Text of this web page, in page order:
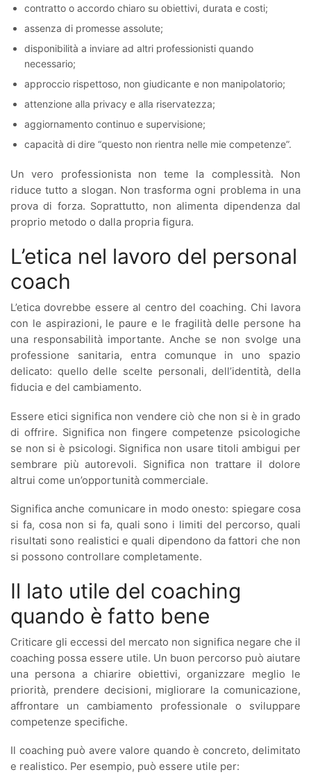
contratto o accordo chiaro su obiettivi, durata e costi;
assenza di promesse assolute;
disponibilità a inviare ad altri professionisti quando
necessario;
approccio rispettoso, non giudicante e non manipolatorio;
attenzione alla privacy e alla riservatezza;
aggiornamento continuo e supervisione;
capacità di dire “questo non rientra nelle mie competenze”.
Un vero professionista non teme la complessità. Non
riduce tutto a slogan. Non trasforma ogni problema in una
prova di forza. Soprattutto, non alimenta dipendenza dal
proprio metodo o dalla propria figura.
L’etica nel lavoro del personal
coach
L’etica dovrebbe essere al centro del coaching. Chi lavora
con le aspirazioni, le paure e le fragilità delle persone ha
una responsabilità importante. Anche se non svolge una
professione sanitaria, entra comunque in uno spazio
delicato: quello delle scelte personali, dell’identità, della
fiducia e del cambiamento.
Essere etici significa non vendere ciò che non si è in grado
di offrire. Significa non fingere competenze psicologiche
se non si è psicologi. Significa non usare titoli ambigui per
sembrare più autorevoli. Significa non trattare il dolore
altrui come un’opportunità commerciale.
Significa anche comunicare in modo onesto: spiegare cosa
si fa, cosa non si fa, quali sono i limiti del percorso, quali
risultati sono realistici e quali dipendono da fattori che non
si possono controllare completamente.
Il lato utile del coaching
quando è fatto bene
Criticare gli eccessi del mercato non significa negare che il
coaching possa essere utile. Un buon percorso può aiutare
una persona a chiarire obiettivi, organizzare meglio le
priorità, prendere decisioni, migliorare la comunicazione,
affrontare un cambiamento professionale o sviluppare
competenze specifiche.
Il coaching può avere valore quando è concreto, delimitato
e realistico. Per esempio, può essere utile per: